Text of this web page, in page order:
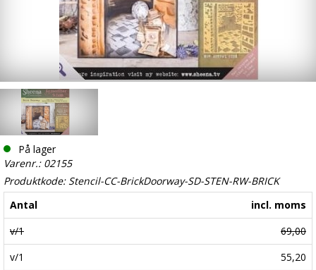
På lager
Varenr.: 02155
Produktkode: Stencil-CC-BrickDoorway-SD-STEN-RW-BRICK
Antal
incl. moms
v/1
69,00
v/1
55,20